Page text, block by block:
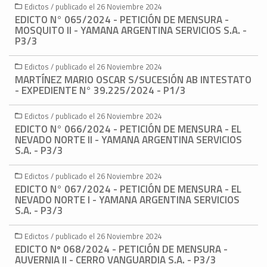
Edictos / publicado el 26 Noviembre 2024
EDICTO N° 065/2024 - PETICIÓN DE MENSURA -
MOSQUITO II - YAMANA ARGENTINA SERVICIOS S.A. -
P3/3
Edictos / publicado el 26 Noviembre 2024
MARTÍNEZ MARIO OSCAR S/SUCESIÓN AB INTESTATO
- EXPEDIENTE N° 39.225/2024 - P1/3
Edictos / publicado el 26 Noviembre 2024
EDICTO N° 066/2024 - PETICIÓN DE MENSURA - EL
NEVADO NORTE II - YAMANA ARGENTINA SERVICIOS
S.A. - P3/3
Edictos / publicado el 26 Noviembre 2024
EDICTO N° 067/2024 - PETICIÓN DE MENSURA - EL
NEVADO NORTE I - YAMANA ARGENTINA SERVICIOS
S.A. - P3/3
Edictos / publicado el 26 Noviembre 2024
EDICTO Nº 068/2024 - PETICIÓN DE MENSURA -
AUVERNIA II - CERRO VANGUARDIA S.A. - P3/3